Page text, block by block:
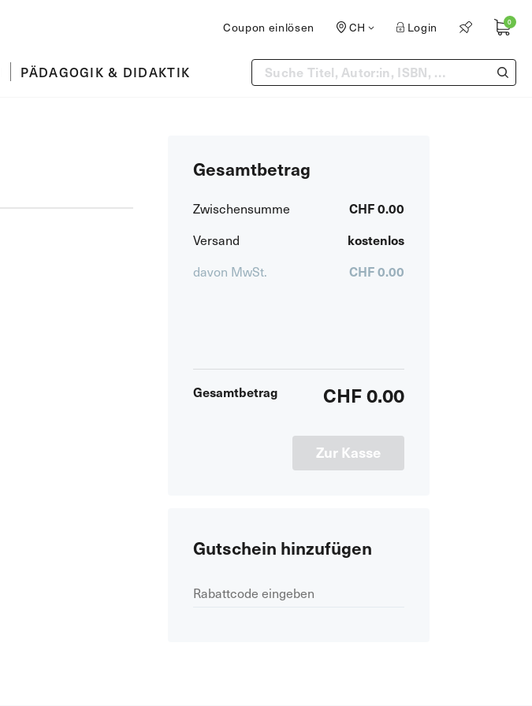
PÄDAGOGIK & DIDAKTIK
Coupon einlösen CH Login 0
Gesamtbetrag
Zwischensumme CHF 0.00
Versand kostenlos
davon MwSt. CHF 0.00
Gesamtbetrag CHF 0.00
Zur Kasse
Gutschein hinzufügen